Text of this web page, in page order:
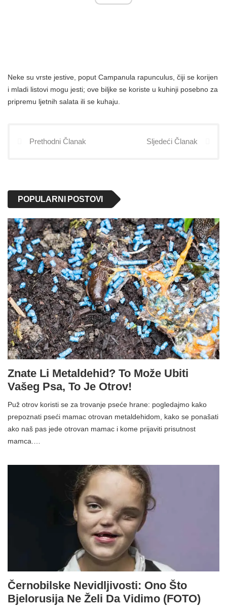
Neke su vrste jestive, poput Campanula rapunculus, čiji se korijen
i mladi listovi mogu jesti; ove biljke se koriste u kuhinji posebno za
pripremu ljetnih salata ili se kuhaju.
Prethodni Članak Sljedeći Članak
POPULARNI POSTOVI
Znate Li Metaldehid? To Može Ubiti
Vašeg Psa, To Je Otrov!
Puž otrov koristi se za trovanje pseće hrane: pogledajmo kako
prepoznati pseći mamac otrovan metaldehidom, kako se ponašati
ako naš pas jede otrovan mamac i kome prijaviti prisutnost
mamca.…
Černobilske Nevidljivosti: Ono Što
Bjelorusija Ne Želi Da Vidimo (FOTO)